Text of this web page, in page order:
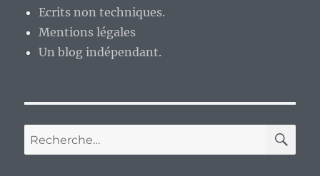
Ecrits non techniques.
Mentions légales
Un blog indépendant.
Recherche
pour :